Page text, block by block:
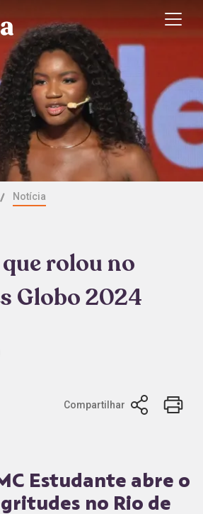
Notícia
rolou no
Globo 2024
Compartilhar
Estudante abre o
no Rio de